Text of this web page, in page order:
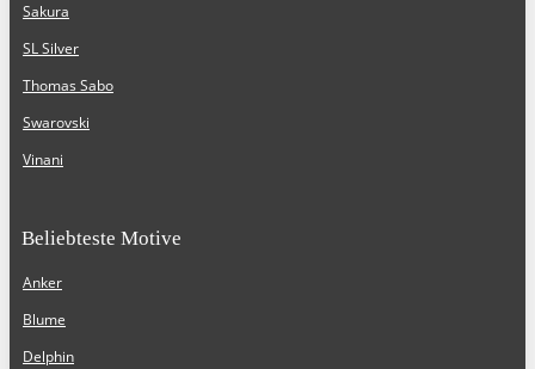
Sakura
SL Silver
Thomas Sabo
Swarovski
Vinani
Beliebteste Motive
Anker
Blume
Delphin